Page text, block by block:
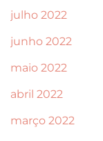
julho 2022
junho 2022
maio 2022
abril 2022
março 2022